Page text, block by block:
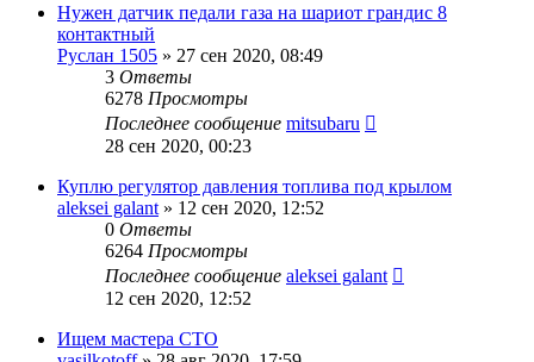
Нужен датчик педали газа на шариот грандис 8
контактный
Руслан 1505 » 27 сен 2020, 08:49
3 Ответы
6278 Просмотры
Последнее сообщение mitsubaru
28 сен 2020, 00:23
Куплю регулятор давления топлива под крылом
aleksei galant » 12 сен 2020, 12:52
0 Ответы
6264 Просмотры
Последнее сообщение aleksei galant
12 сен 2020, 12:52
Ищем мастера СТО